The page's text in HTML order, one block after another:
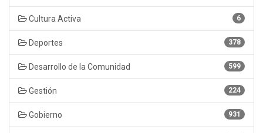
6
Cultura Activa
378
Deportes
599
Desarrollo de la Comunidad
224
Gestión
931
Gobierno